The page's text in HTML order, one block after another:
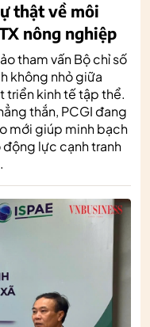
thật về môi
nông nghiệp
tham vấn Bộ chỉ số
không nhỏ giữa
triển kinh tế tập thể.
thắn, PCGI đang
mới giúp minh bạch
động lực cạnh tranh